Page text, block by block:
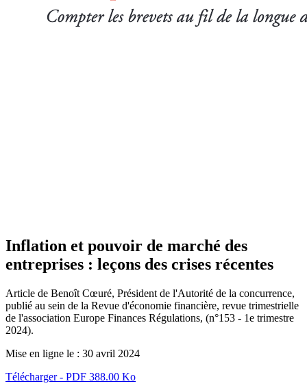
Inflation et pouvoir de marché des
entreprises : leçons des crises récentes
Article de Benoît Cœuré, Président de l'Autorité de la concurrence,
publié au sein de la Revue d'économie financière, revue trimestrielle
de l'association Europe Finances Régulations, (n°153 - 1e trimestre
2024).
Mise en ligne le : 30 avril 2024
Télécharger - PDF 388.00 Ko